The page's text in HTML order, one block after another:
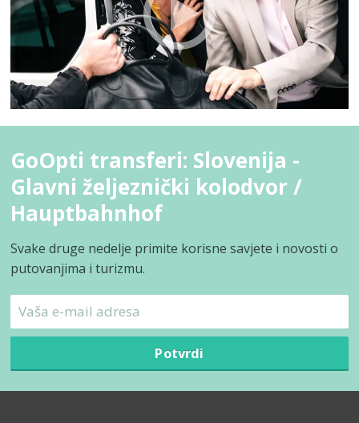
GoOpti transferi: Slovenija -
Glavni željeznički kolodvor /
Hauptbahnhof
Svake druge nedelje primite korisne savjete i novosti o
putovanjima i turizmu.
Potvrdi